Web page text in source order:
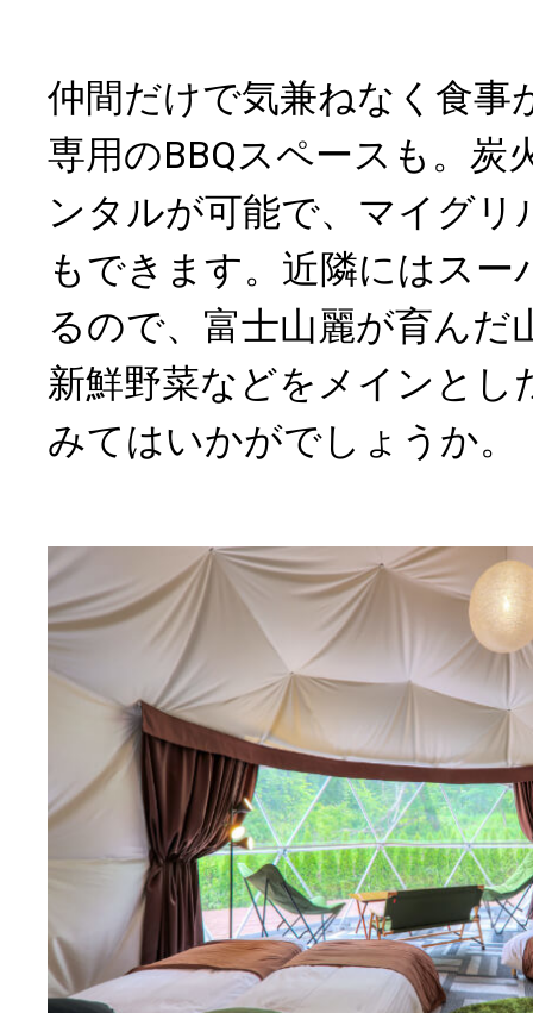
仲間だけで気兼ねなく食事
専用のBBQスペースも。炭
ンタルが可能で、マイグリ
もできます。近隣にはスー
るので、富士山麗が育んだ
新鮮野菜などをメインとし
みてはいかがでしょうか。